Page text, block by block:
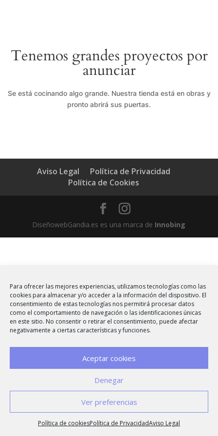
Para ofrecer las mejores experiencias, utilizamos tecnologías como las
cookies para almacenar y/o acceder a la información del dispositivo. El
consentimiento de estas tecnologías nos permitirá procesar datos
como el comportamiento de navegación o las identificaciones únicas
en este sitio. No consentir o retirar el consentimiento, puede afectar
negativamente a ciertas características y funciones.
Aceptar cookies
Denegar
Ver preferencias
Política de cookiesPolítica de PrivacidadAviso Legal
Tenemos grandes proyectos por
anunciar
Se está cocinando algo grande. Nuestra tienda está en obras y
pronto abrirá sus puertas.
Aviso Legal
Política de Privacidad
Política de Cookies
DiseñowebGandia.es es una marca de Innobing